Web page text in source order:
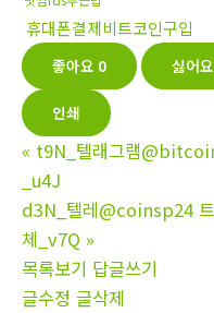
휴대폰결제비트코인구입
좋아요 0 싫어요
인쇄
« t9N_텔래그램
_u4J
d3N_텔레@coinsp24 트
체_v7Q »
목록보기 답글쓰기
글수정 글삭제